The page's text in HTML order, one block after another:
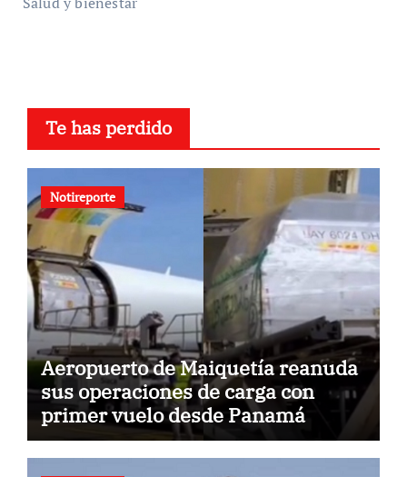
Te has perdido
Notireporte
Aeropuerto de Maiquetía reanuda
sus operaciones de carga con
primer vuelo desde Panamá